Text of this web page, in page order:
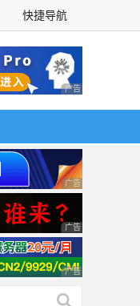
快捷导航
广告 商业广告，理
广告 商业广告，理
广告 商业广告，理
广告 商业广告，理